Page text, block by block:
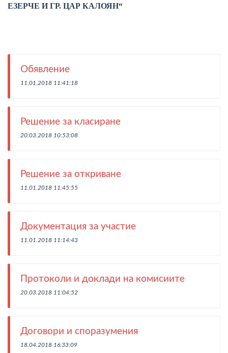
ЕЗЕРЧЕ И ГР. ЦАР КАЛОЯН“
Обявление
11.01.2018 11:41:18
Решение за класиране
20.03.2018 10:53:08
Решение за откриване
11.01.2018 11:45:55
Документация за участие
11.01.2018 11:14:43
Протоколи и доклади на комисиите
20.03.2018 11:04:52
Договори и споразумения
18.04.2018 16:33:09